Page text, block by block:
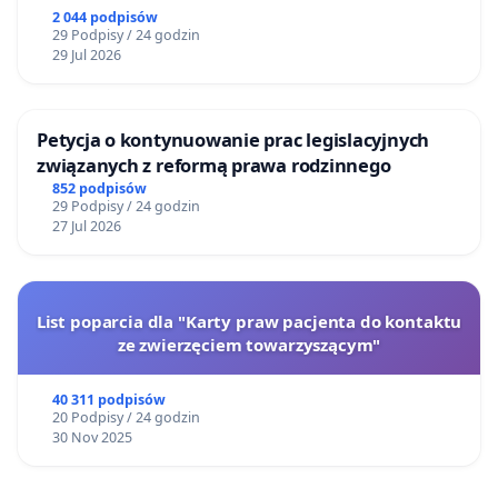
2 044 podpisów
29 Podpisy / 24 godzin
29 Jul 2026
Petycja o kontynuowanie prac legislacyjnych
związanych z reformą prawa rodzinnego
852 podpisów
29 Podpisy / 24 godzin
27 Jul 2026
List poparcia dla "Karty praw pacjenta do kontaktu
ze zwierzęciem towarzyszącym"
40 311 podpisów
20 Podpisy / 24 godzin
30 Nov 2025